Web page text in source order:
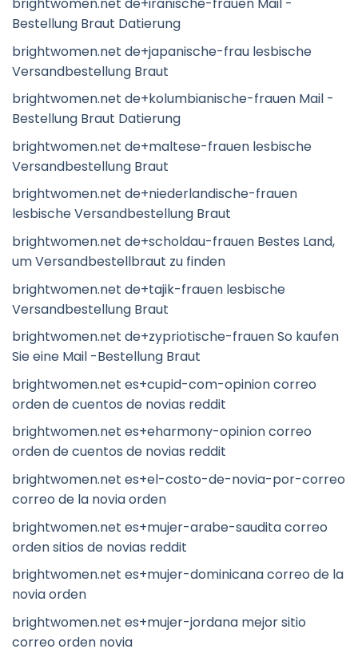
Bestellung Braut Datierung
brightwomen.net de+japanische-frau lesbische
Versandbestellung Braut
brightwomen.net de+kolumbianische-frauen Mail -
Bestellung Braut Datierung
brightwomen.net de+maltese-frauen lesbische
Versandbestellung Braut
brightwomen.net de+niederlandische-frauen
lesbische Versandbestellung Braut
brightwomen.net de+scholdau-frauen Bestes Land,
um Versandbestellbraut zu finden
brightwomen.net de+tajik-frauen lesbische
Versandbestellung Braut
brightwomen.net de+zypriotische-frauen So kaufen
Sie eine Mail -Bestellung Braut
brightwomen.net es+cupid-com-opinion correo
orden de cuentos de novias reddit
brightwomen.net es+eharmony-opinion correo
orden de cuentos de novias reddit
brightwomen.net es+el-costo-de-novia-por-correo
correo de la novia orden
brightwomen.net es+mujer-arabe-saudita correo
orden sitios de novias reddit
brightwomen.net es+mujer-dominicana correo de la
novia orden
brightwomen.net es+mujer-jordana mejor sitio
correo orden novia